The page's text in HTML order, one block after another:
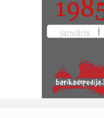
janvāris